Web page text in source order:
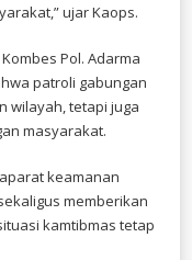
ujar Kaops.
Pol. Adarma
patroli gabungan
wilayah, tetapi juga
masyarakat.
keamanan
memberikan
kamtibmas tetap